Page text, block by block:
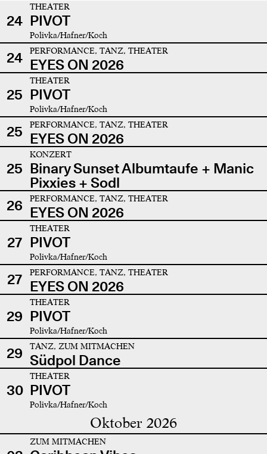
24
THEATER
PIVOT
Polivka/Hafner/Koch
24 PERFORMANCE, TANZ, THEATER
EYES ON 2026
25
THEATER
PIVOT
Polivka/Hafner/Koch
25 PERFORMANCE, TANZ, THEATER
EYES ON 2026
25
KONZERT
Binary Sunset Albumtaufe + Manic
Pixxies + Sodl
26
PERFORMANCE, TANZ, THEATER
EYES ON 2026
27
THEATER
PIVOT
Polivka/Hafner/Koch
27 PERFORMANCE, TANZ, THEATER
EYES ON 2026
29
THEATER
PIVOT
Polivka/Hafner/Koch
29 TANZ, ZUM MITMACHEN
Südpol Dance
30
THEATER
PIVOT
Polivka/Hafner/Koch
Oktober 2026
ZUM MITMACHEN